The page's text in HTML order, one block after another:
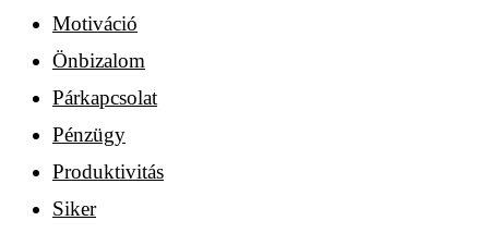
Motiváció
Önbizalom
Párkapcsolat
Pénzügy
Produktivitás
Siker